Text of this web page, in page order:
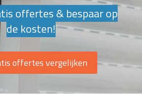
offertes & bespaar op
de kosten!
offertes vergelijken